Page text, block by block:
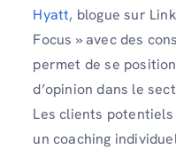
Hyatt, blogue sur
Focus » avec des
permet de se
d’opinion dans le
Les clients
un coaching